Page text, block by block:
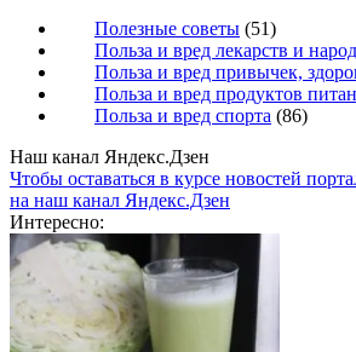
Полезные советы (51)
Польза и вред лекарств и
Польза и вред привычек,
Польза и вред продуктов
Польза и вред спорта (86)
Наш канал Яндекс.Дзен
Чтобы оставаться в курсе новостей
на наш канал Яндекс.Дзен
Интересно: